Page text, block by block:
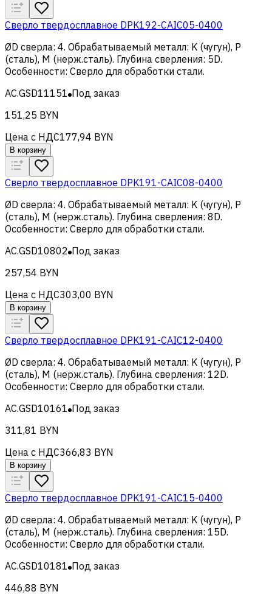
Сверло твердосплавное DPK192-CAIC05-0400
ØD сверла: 4. Обрабатываемый металл: K (чугун), Р
(сталь), M (нерж.сталь). Глубина сверления: 5D.
Особенности: Сверло для обработки стали.
AC.GSD11151 Под заказ
151,25 BYN
Цена с НДС177,94 BYN
В корзину
Сверло твердосплавное DPK191-CAIC08-0400
ØD сверла: 4. Обрабатываемый металл: K (чугун), Р
(сталь), M (нерж.сталь). Глубина сверления: 8D.
Особенности: Сверло для обработки стали.
AC.GSD10802 Под заказ
257,54 BYN
Цена с НДС303,00 BYN
В корзину
Сверло твердосплавное DPK191-CAIC12-0400
ØD сверла: 4. Обрабатываемый металл: K (чугун), Р
(сталь), M (нерж.сталь). Глубина сверления: 12D.
Особенности: Сверло для обработки стали.
AC.GSD10161 Под заказ
311,81 BYN
Цена с НДС366,83 BYN
В корзину
Сверло твердосплавное DPK191-CAIC15-0400
ØD сверла: 4. Обрабатываемый металл: K (чугун), Р
(сталь), M (нерж.сталь). Глубина сверления: 15D.
Особенности: Сверло для обработки стали.
AC.GSD10181 Под заказ
446,88 BYN